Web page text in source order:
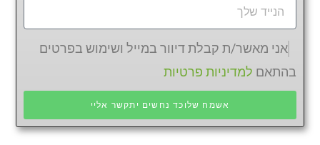
אני מאשר/ת קבלת דיוור במייל ושימוש בפרטים
בהתאם למדיניות פרטיות
אשמח שלוכד נחשים יתקשר אליי